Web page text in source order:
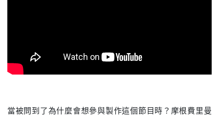
當被問到了為什麼會想參與製作這個節目時？摩根費里曼